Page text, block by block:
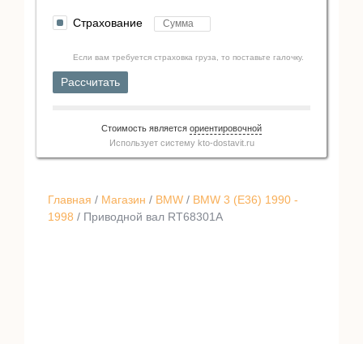
Главная / Магазин / BMW / BMW 3 (E36) 1990 -
1998 / Приводной вал RT68301A
Страхование
Если вам требуется страховка груза, то поставьте галочку.
Рассчитать
Стоимость является ориентировочной
Использует систему kto-dostavit.ru